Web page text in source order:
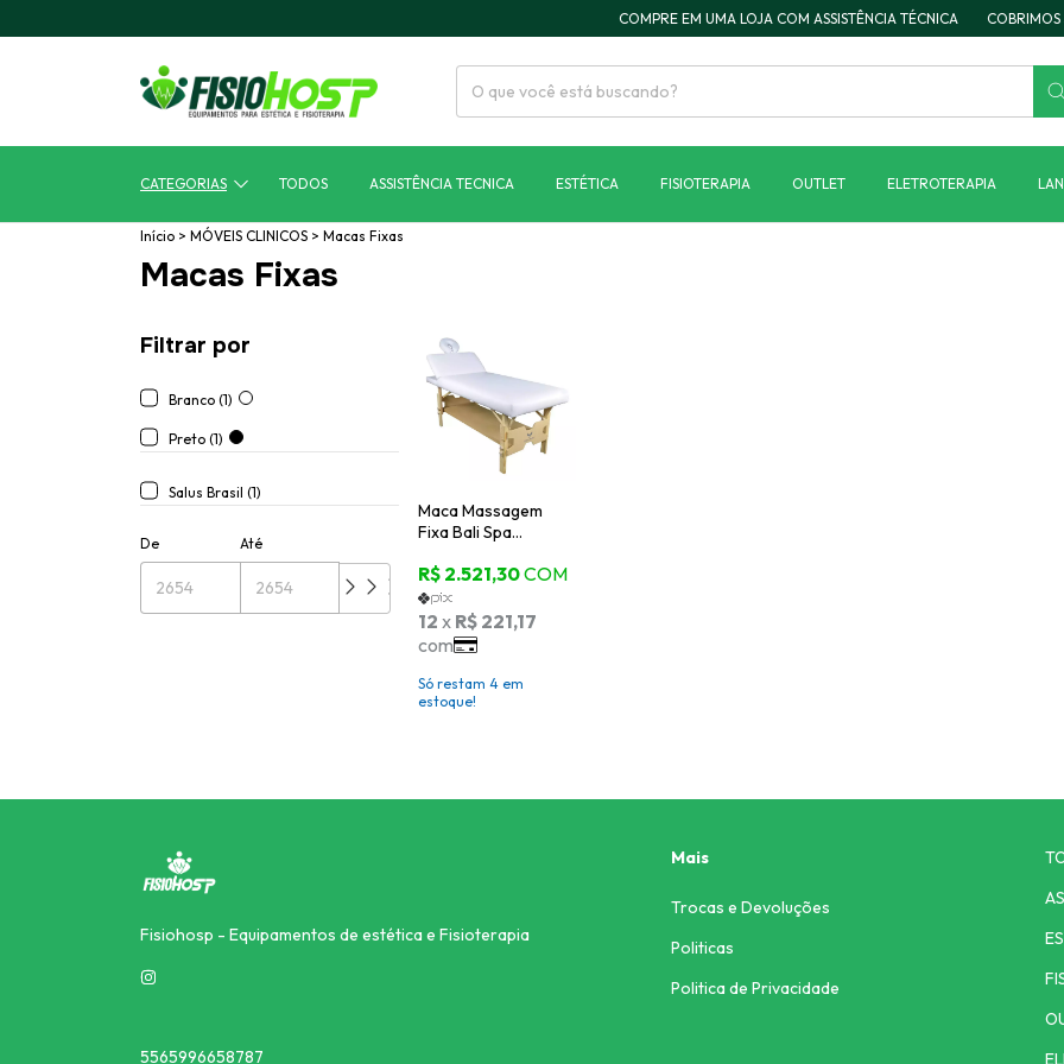
COMPRE EM UMA LOJA COM ASSISTÊNCIA TÉCNICA COBRIMOS
CATEGORIAS TODOS ASSISTÊNCIA TECNICA ESTÉTICA FISIOTERAPIA OUTLET ELETROTERAPIA
Início > MÓVEIS CLINICOS > Macas Fixas
Macas Fixas
Filtrar por
Branco (1)
Preto (1)
Salus Brasil (1)
De Até
Maca Massagem
Fixa Bali Spa
Só restam4 em
estoque!
Fisiohosp - Equipamentos de estética e Fisioterapia
5565996658787
Mais
Trocas e Devoluções
Politicas
Politica de Privacidade